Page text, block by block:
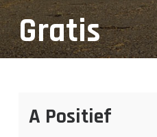
Gratis
A Positief